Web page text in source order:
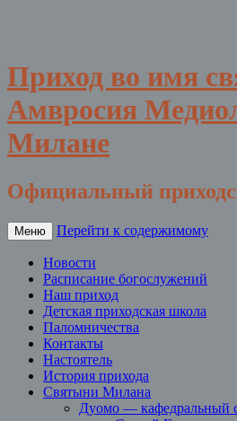
Приход во имя
Амвросия
Милане
Официальный
Меню Перейти к содержимому
Новости
Расписание богослужений
Наш приход
Детская приходская школа
Паломничества
Контакты
Настоятель
История прихода
Святыни Милана
Дуомо — кафедральный